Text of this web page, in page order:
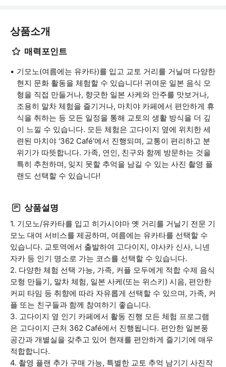
상품소개
매력포인트
기모노(여름에는 유카타)를 입고 교토 거리를 거닐며 다양한
현지 문화 활동을 체험할 수 있습니다! 귀여운 일본 음식 모
형을 직접 만들거나, 향긋한 일본 사케와 안주를 맛보거나,
조용히 말차 체험을 즐기거나, 마치야 카페에서 편안하게 휴
식을 취하는 등 모든 일정을 통해 교토의 생활 방식을 더 깊
이 느낄 수 있습니다. 모든 체험은 고다이지 옆에 위치한 세
련된 마치야 '362 Café'에서 진행되며, 교통이 편리하고 분
위기가 따뜻합니다. 가족, 연인, 친구와 함께 방문하는 것을
특히 추천하며, 잊지 못할 추억을 남길 수 있는 사진 촬영 플
랜도 선택할 수 있습니다!
상품설명
1. 기모노/유카타를 입고 히가시야마 옛 거리를 거닐기 전문 기
모노 대여 서비스를 제공하며, 여름에는 유카타를 선택할 수
있습니다. 교토역에서 출발하여 고다이지, 야사카 신사, 니넨
자카 등 인기 명소로 가는 코스를 선택할 수 있습니다.
2. 다양한 체험 선택 가능, 가족, 커플 모두에게 적합 수제 음식
모형 만들기, 말차 체험, 일본 사케(또는 위스키) 시음, 편안한
커피 타임 등 취향에 따라 자유롭게 선택할 수 있으며, 가족, 커
플 또는 친구들과 함께 참여하기 좋습니다.
3. 고다이지 옆 인기 카페에서 활동 진행 모든 체험 프로그램
은 고다이지 근처 362 Café에서 진행됩니다. 편안한 일본풍
공간과 개별실을 갖추고 있어 현재를 편안하게 즐기기에 매우
적합합니다.
4. 촬영 플랜 추가 구매 가능, 특별한 교토 추억 남기기 사진작